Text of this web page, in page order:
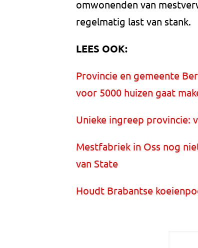
omwonenden van
regelmatig last van stank.
LEES OOK:
Provincie en gemeente
voor 5000 huizen gaat
Unieke ingreep provincie:
Mestfabriek in Oss nog
van State
Houdt Brabantse